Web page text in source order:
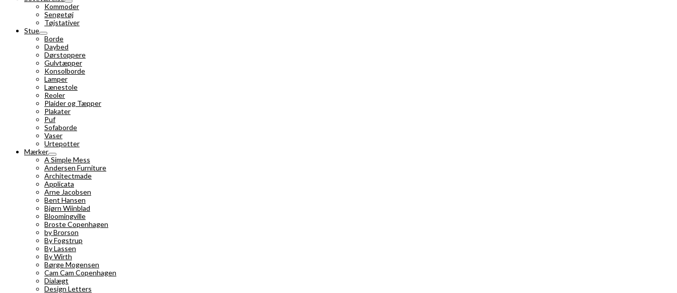
Kommoder
Sengetøj
Tøjstativer
Stue
Borde
Daybed
Dørstoppere
Gulvtæpper
Konsolborde
Lamper
Lænestole
Reoler
Plaider og Tæpper
Plakater
Puf
Sofaborde
Vaser
Urtepotter
Mærker
A Simple Mess
Andersen Furniture
Architectmade
Applicata
Arne Jacobsen
Bent Hansen
Bjørn Wiinblad
Bloomingville
Broste Copenhagen
by Brorson
By Fogstrup
By Lassen
By Wirth
Børge Mogensen
Cam Cam Copenhagen
Dialægt
Design Letters